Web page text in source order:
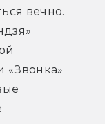
вечно.
«Звонка»